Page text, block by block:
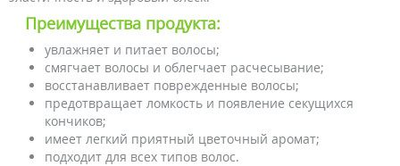
Преимущества продукта:
увлажняет и питает волосы;
смягчает волосы и облегчает расчесывание;
восстанавливает поврежденные волосы;
предотвращает ломкость и появление секущихся
кончиков;
имеет легкий приятный цветочный аромат;
подходит для всех типов волос.